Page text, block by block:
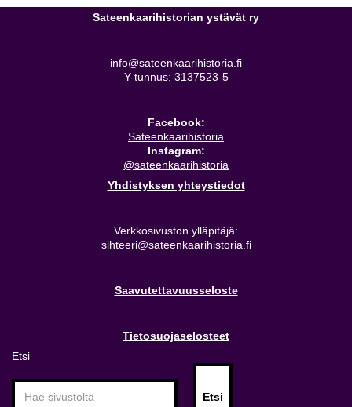
Sateenkaarihistorian ystävät ry
info@sateenkaarihistoria.fi
Y-tunnus: 3137523-5
Facebook:
Sateenkaarihistoria
Instagram:
@sateenkaarihistoria
Yhdistyksen yhteystiedot
Verkkosivuston ylläpitäjä:
sihteeri@sateenkaarihistoria.fi
Saavutettavuusseloste
Tietosuojaselosteet
Etsi
Etsi